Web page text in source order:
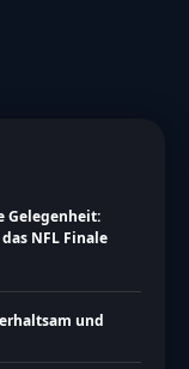
Gelegenheit:
NFL Finale
und